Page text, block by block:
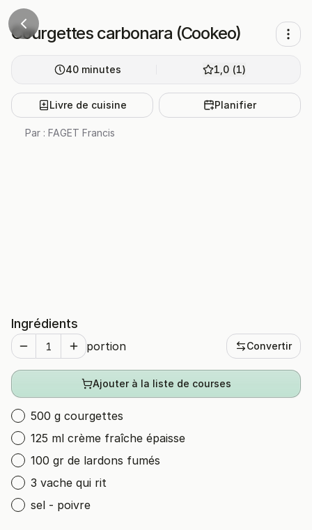
Courgettes carbonara (Cookeo)
40 minutes 1,0(1)
Livre de cuisine Planifier
Par : FAGET Francis
Ingrédients
portion Convertir
Ajouter à la liste de courses
500 g courgettes
125 ml crème fraîche épaisse
100 gr de lardons fumés
3 vache qui rit
sel - poivre